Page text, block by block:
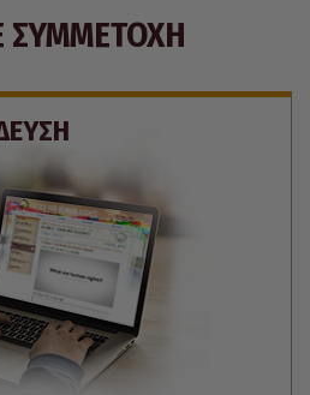
ΣΥΜΜΕΤΟΧΗ